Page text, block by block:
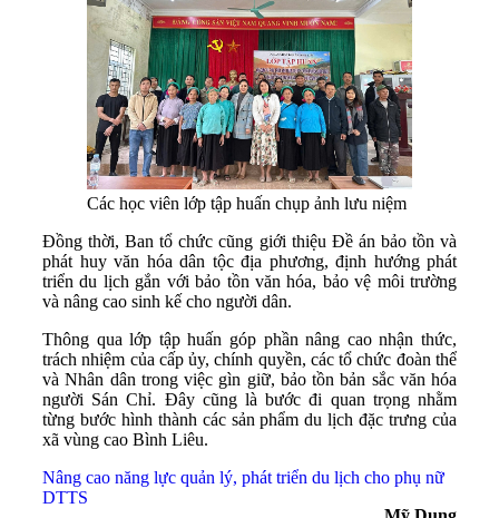
Các học viên lớp tập huấn chụp ảnh lưu niệm
Đồng thời, Ban tổ chức cũng giới thiệu Đề án bảo tồn và
phát huy văn hóa dân tộc địa phương, định hướng phát
triển du lịch gắn với bảo tồn văn hóa, bảo vệ môi trường
và nâng cao sinh kế cho người dân.
Thông qua lớp tập huấn góp phần nâng cao nhận thức,
trách nhiệm của cấp ủy, chính quyền, các tổ chức đoàn thể
và Nhân dân trong việc gìn giữ, bảo tồn bản sắc văn hóa
người Sán Chỉ. Đây cũng là bước đi quan trọng nhằm
từng bước hình thành các sản phẩm du lịch đặc trưng của
xã vùng cao Bình Liêu.
Nâng cao năng lực quản lý, phát triển du lịch cho phụ nữ
DTTS